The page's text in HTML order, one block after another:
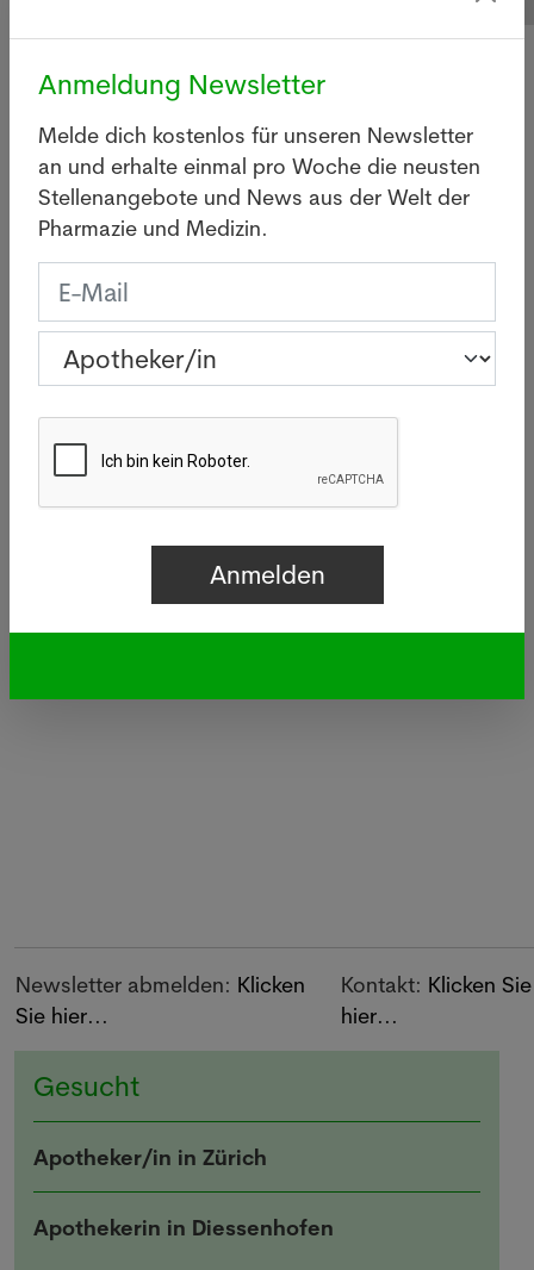
Angebote und
Dienstleistungen von
Pharmapro.ch
Stelleninserate
- Inserat 12 Wochen
online
Apotheker/innen und
Pharma-
Assistent/innen
mit den neuen
Stellengesuche
Wochen online
Gesuchen
- 3000
Newsletters
Webseiten
- Erstellung
Newsletter abmelden: Klicken
Sie hier...
Kontakt: Klicken Sie
hier...
Gesucht
Apotheker/in in Zürich
Apothekerin in Diessenhofen
Anmeldung Newsletter
Melde dich kostenlos für unseren Newsletter
an und erhalte einmal pro Woche die neusten
Stellenangebote und News aus der Welt der
Pharmazie und Medizin.